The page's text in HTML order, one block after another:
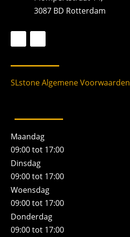
3087 BD Rotterdam
SLstone Algemene Voorwaarden
Maandag
09:00 tot 17:00
Dinsdag
09:00 tot 17:00
Woensdag
09:00 tot 17:00
Donderdag
09:00 tot 17:00